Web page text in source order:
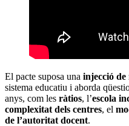
El pacte suposa una injecció de
sistema educatiu i aborda
anys, com les ràtios, l’escola
complexitat dels centres, el
de l’autoritat docent.